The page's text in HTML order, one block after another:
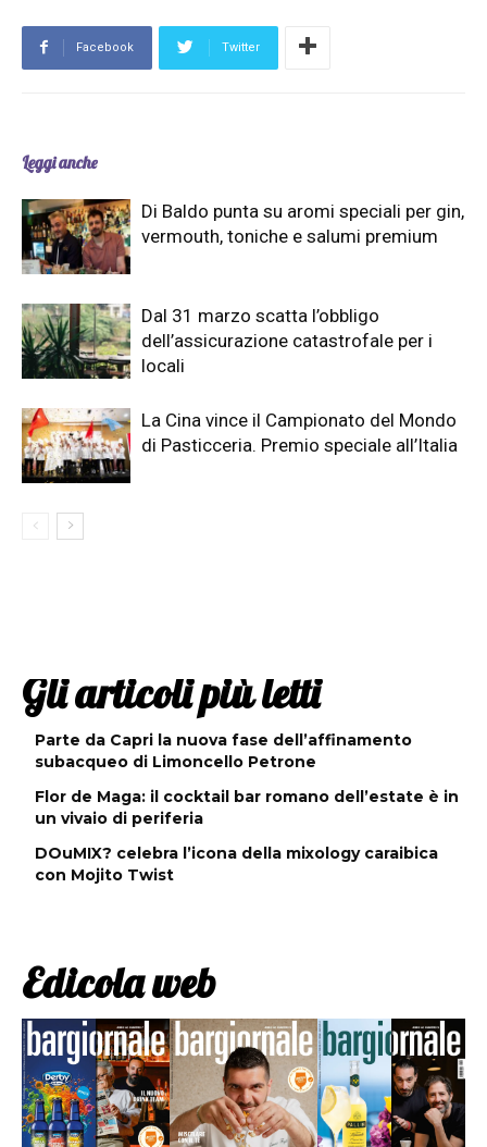
Facebook Twitter
Leggi anche
Di Baldo punta su aromi speciali per gin,
vermouth, toniche e salumi premium
Dal 31 marzo scatta l’obbligo
dell’assicurazione catastrofale per i
locali
La Cina vince il Campionato del Mondo
di Pasticceria. Premio speciale all’Italia
Gli articoli più letti
Parte da Capri la nuova fase dell’affinamento
subacqueo di Limoncello Petrone
Flor de Maga: il cocktail bar romano dell’estate è in
un vivaio di periferia
DOuMIX? celebra l’icona della mixology caraibica
con Mojito Twist
Edicola web